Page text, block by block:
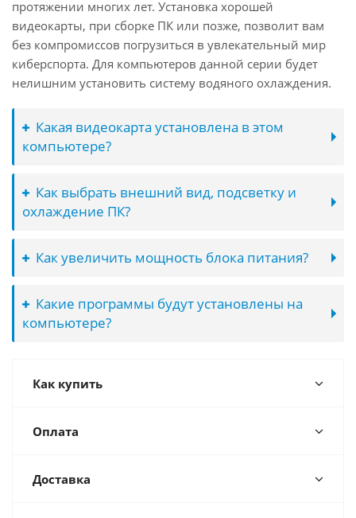
протяжении многих лет. Установка хорошей
видеокарты, при сборке ПК или позже, позволит вам
без компромиссов погрузиться в увлекательный мир
киберспорта. Для компьютеров данной серии будет
нелишним установить систему водяного охлаждения.
Какая видеокарта установлена в этом
компьютере?
Как выбрать внешний вид, подсветку и
охлаждение ПК?
Как увеличить мощность блока питания?
Какие программы будут установлены на
компьютере?
Как купить
Оплата
Доставка